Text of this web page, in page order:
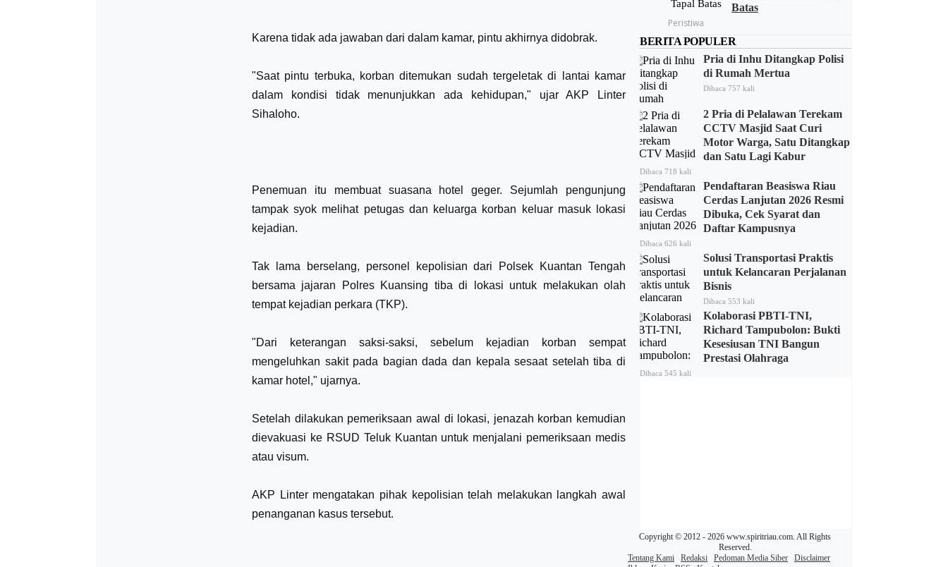
Karena tidak ada jawaban dari dalam kamar, pintu akhirnya didobrak.
"Saat pintu terbuka, korban ditemukan sudah tergeletak di lantai kamar
dalam kondisi tidak menunjukkan ada kehidupan," ujar AKP Linter
Sihaloho.
Penemuan itu membuat suasana hotel geger. Sejumlah pengunjung
tampak syok melihat petugas dan keluarga korban keluar masuk lokasi
kejadian.
Tak lama berselang, personel kepolisian dari Polsek Kuantan Tengah
bersama jajaran Polres Kuansing tiba di lokasi untuk melakukan olah
tempat kejadian perkara (TKP).
"Dari keterangan saksi-saksi, sebelum kejadian korban sempat
mengeluhkan sakit pada bagian dada dan kepala sesaat setelah tiba di
kamar hotel," ujarnya.
Setelah dilakukan pemeriksaan awal di lokasi, jenazah korban kemudian
dievakuasi ke RSUD Teluk Kuantan untuk menjalani pemeriksaan medis
atau visum.
AKP Linter mengatakan pihak kepolisian telah melakukan langkah awal
penanganan kasus tersebut.
Batas
Peristiwa
BERITA POPULER
Pria di Inhu Ditangkap Polisi
di Rumah Mertua
Dibaca 757 kali
2 Pria di Pelalawan Terekam
CCTV Masjid Saat Curi
Motor Warga, Satu Ditangkap
dan Satu Lagi Kabur
Dibaca 718 kali
Pendaftaran Beasiswa Riau
Cerdas Lanjutan 2026 Resmi
Dibuka, Cek Syarat dan
Daftar Kampusnya
Dibaca 626 kali
Solusi Transportasi Praktis
untuk Kelancaran Perjalanan
Bisnis
Dibaca 553 kali
Kolaborasi PBTI-TNI,
Richard Tampubolon: Bukti
Kesesiusan TNI Bangun
Prestasi Olahraga
Dibaca 545 kali
Copyright © 2012 - 2026 www.spiritriau.com. All Rights
Reserved.
Tentang Kami
Redaksi Pedoman Media Siber
Disclaimer